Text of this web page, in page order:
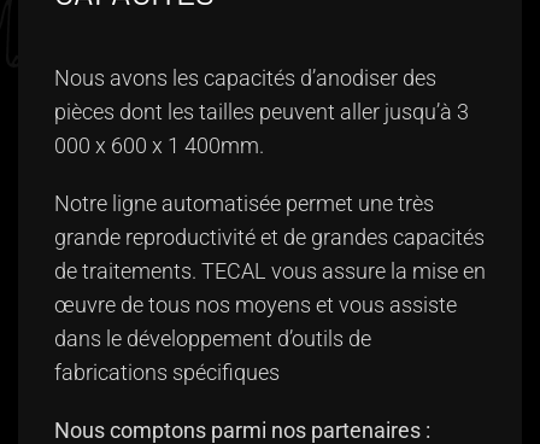
Nous avons les capacités d’anodiser des
pièces dont les tailles peuvent aller jusqu’à 3
000 x 600 x 1 400mm.
Notre ligne automatisée permet une très
grande reproductivité et de grandes capacités
de traitements. TECAL vous assure la mise en
œuvre de tous nos moyens et vous assiste
dans le développement d’outils de
fabrications spécifiques
Nous comptons parmi nos partenaires :